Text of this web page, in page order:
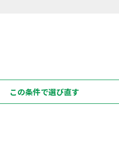
この条件で選び直す